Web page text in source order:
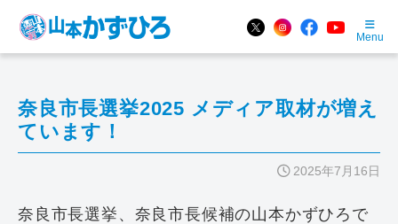
Menu
奈良市長選挙2025 メディア取材が増え
ています！
2025年7月16日
奈良市長選挙、奈良市長候補の山本かずひろで